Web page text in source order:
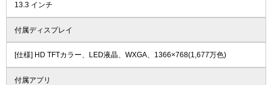
13.3 インチ
付属ディスプレイ
[仕様] HD TFTカラー、LED液晶、WXGA、1366×768(1,677万色)
付属アプリ